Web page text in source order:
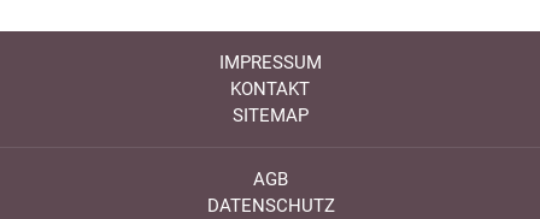
IMPRESSUM
KONTAKT
SITEMAP
AGB
DATENSCHUTZ